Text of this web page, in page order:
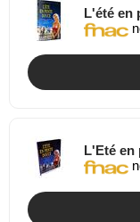
L'été en
L'Eté en